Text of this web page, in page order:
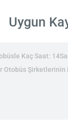
Uygun
Kaç Saat:
Otobüs